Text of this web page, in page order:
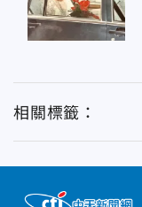
相關標籤：